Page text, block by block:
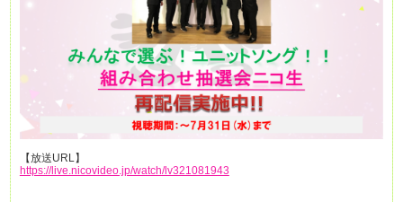
【放送URL】
https://live.nicovideo.jp/watch/lv321081943